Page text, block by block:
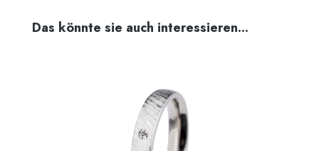
Produktgalerie überspringen
Das könnte sie auch interessieren...